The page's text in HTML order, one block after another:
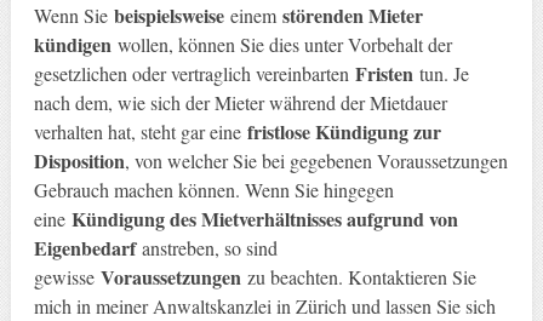
Wenn Sie beispielsweiseeinem störenden Mieter
kündigen wollen, können Sie dies unter Vorbehalt der
gesetzlichen oder vertraglich vereinbarten Fristen tun. Je
nach dem, wie sich der Mieter während der Mietdauer
verhalten hat, steht gar eine fristlose Kündigung zur
Disposition, von welcher Sie bei gegebenen Voraussetzungen
Gebrauch machen können. Wenn Sie hingegen
eine Kündigung des Mietverhältnisses aufgrund von
Eigenbedarfanstreben, so sind
gewisse Voraussetzungen zu beachten. Kontaktieren Sie
mich in meiner Anwaltskanzlei in Zürich und lassen Sie sich